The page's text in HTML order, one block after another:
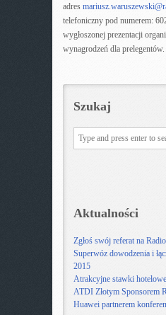
adres
telefoniczny pod numerem:
wygłoszonej prezentacji
wynagrodzeń dla prelegentów.
Szukaj
Aktualności
Zgłoś swój referat na
Superwóz dowodzenia i
2015
Atrakcyjne stawki
ATDI Złotym Sponsorem
Huawei partnerem